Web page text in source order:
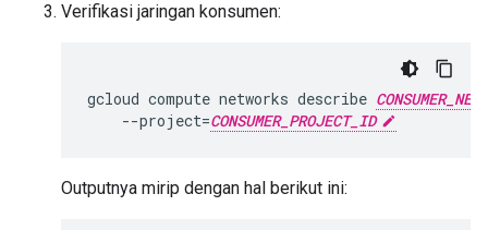
Verifikasi jaringan konsumen:
gcloud compute networks describe
--project=CONSUMER_PROJECT_ID
Outputnya mirip dengan hal berikut ini: